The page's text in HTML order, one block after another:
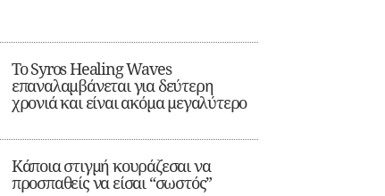
Το Syros Healing Waves
επαναλαμβάνεται για δεύτερη
χρονιά και είναι ακόμα μεγαλύτερο
Κάποια στιγμή κουράζεσαι να
προσπαθείς να είσαι “σωστός”